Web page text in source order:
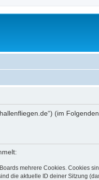
(im
mehrere Cookies. Cookies
die aktuelle ID deiner Sitzung